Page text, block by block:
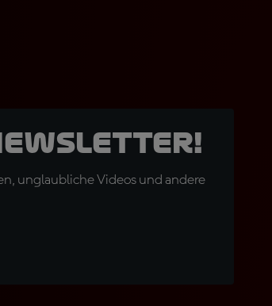
unglaubliche Videos und andere